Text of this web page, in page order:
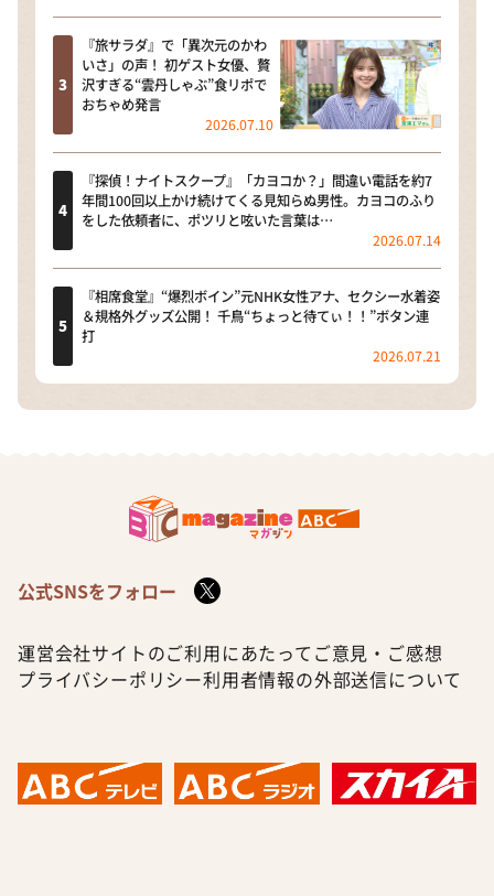
『旅サラダ』で「異次元のかわ
いさ」の声！ 初ゲスト女優、贅
沢すぎる“雲丹しゃぶ”食リポで
おちゃめ発言
2026.07.10
『探偵！ナイトスクープ』「カヨコか？」間違い電話を約7
年間100回以上かけ続けてくる見知らぬ男性。カヨコのふり
をした依頼者に、ポツリと呟いた言葉は…
2026.07.14
『相席食堂』“爆烈ボイン”元NHK女性アナ、セクシー水着姿
＆規格外グッズ公開！ 千鳥“ちょっと待てぃ！！”ボタン連
打
2026.07.21
公式SNSをフォロー
運営会社サイトのご利用にあたって ご意見・ご感想
プライバシーポリシー利用者情報の外部送信について